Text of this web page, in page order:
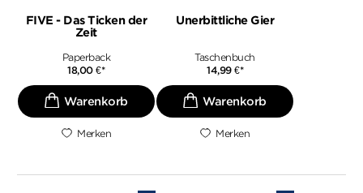
FIVE - Das Ticken der
Zeit
Paperback
18,00€*
Merken
Unerbittliche Gier
Taschenbuch
14,99€*
Merken